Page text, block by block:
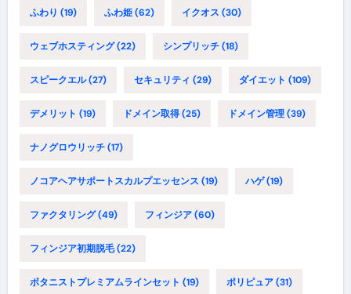
ふわり (19) ふわ姫(62) イクオス (30)
ウェブホスティング(22) シンプリッチ(18)
スピークエル(27) セキュリティ (29) ダイエット (109)
デメリット (19) ドメイン取得(25) ドメイン管理(39)
ナノグロウリッチ(17)
ノコアヘアサポートスカルプエッセンス (19) ハゲ(19)
ファクタリング(49) フィンジア(60)
フィンジア初期脱毛(22)
ボタニストプレミアムラインセット (19) ポリピュア(31)